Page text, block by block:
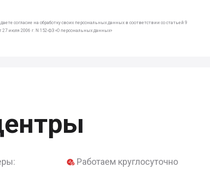
согласие на обработку своих персональных данных в соответствии со статьей 9
27 июля 2006 г. N 152-ФЗ «О персональных данных»
Работаем круглосуточно